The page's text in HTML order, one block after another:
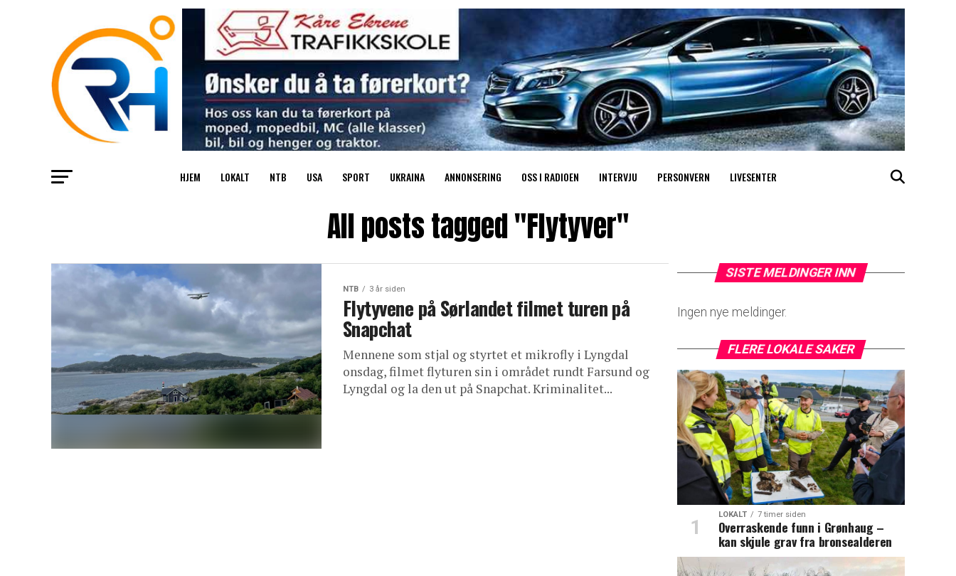
HJEM LOKALT NTB USA SPORT UKRAINA ANNONSERING OSS I RADIOEN INTERVJU PERSONVERN LIVESENTER
All posts tagged "Flytyver"
NTB 3 år siden
Flytyvene på Sørlandet filmet turen på
Snapchat
Mennene som stjal og styrtet et mikrofly i Lyngdal
onsdag, filmet flyturen sin i området rundt Farsund og
Lyngdal og la den ut på Snapchat. Kriminalitet...
SISTE MELDINGER INN
Ingen nye meldinger.
FLERE LOKALE SAKER
LOKALT 7 timer siden
Overraskende funn i Grønhaug –
kan skjule grav fra bronsealderen